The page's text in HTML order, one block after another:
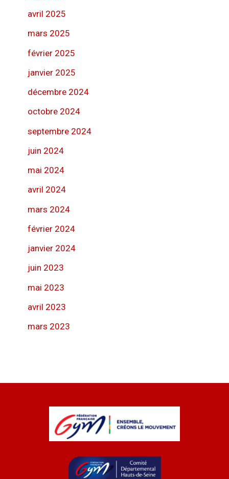
avril 2025
mars 2025
février 2025
janvier 2025
décembre 2024
octobre 2024
septembre 2024
juin 2024
mai 2024
avril 2024
mars 2024
février 2024
janvier 2024
juin 2023
mai 2023
avril 2023
mars 2023